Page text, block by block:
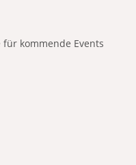
kommende Events